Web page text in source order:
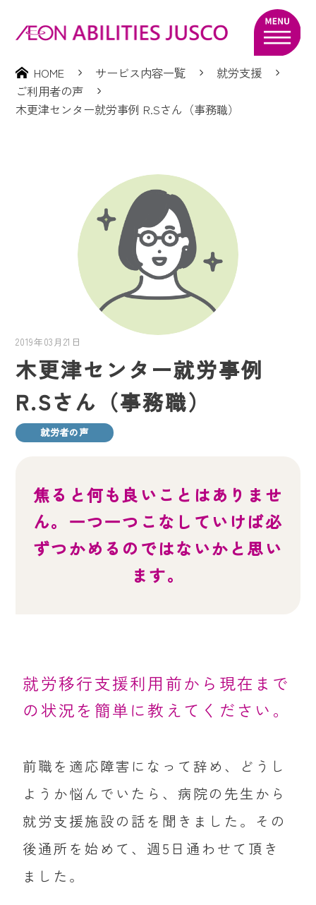
HOME サービス内容一覧
就労支援
ご利用者の声
木更津センター就労事例 R.Sさん（事務職）
2019年03月21日
木更津センター就労事例
R.Sさん（事務職）
就労者の声
焦ると何も良いことはありませ
ん。一つ一つこなしていけば必
ずつかめるのではないかと思い
ます。
就労移行支援利用前から現在まで
の状況を簡単に教えてください。
前職を適応障害になって辞め、どうし
ようか悩んでいたら、病院の先生から
就労支援施設の話を聞きました。その
後通所を始めて、週5日通わせて頂き
ました。